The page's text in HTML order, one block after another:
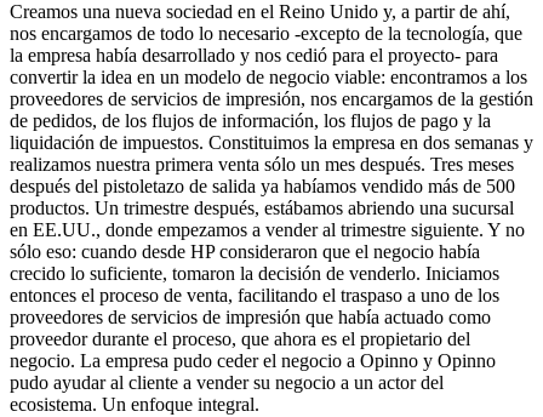
Creamos una nueva sociedad en el Reino Unido y, a partir de ahí,
nos encargamos de todo lo necesario -excepto de la tecnología, que
la empresa había desarrollado y nos cedió para el proyecto- para
convertir la idea en un modelo de negocio viable: encontramos a los
proveedores de servicios de impresión, nos encargamos de la gestión
de pedidos, de los flujos de información, los flujos de pago y la
liquidación de impuestos. Constituimos la empresa en dos semanas y
realizamos nuestra primera venta sólo un mes después. Tres meses
después del pistoletazo de salida ya habíamos vendido más de 500
productos. Un trimestre después, estábamos abriendo una sucursal
en EE.UU., donde empezamos a vender al trimestre siguiente. Y no
sólo eso: cuando desde HP consideraron que el negocio había
crecido lo suficiente, tomaron la decisión de venderlo. Iniciamos
entonces el proceso de venta, facilitando el traspaso a uno de los
proveedores de servicios de impresión que había actuado como
proveedor durante el proceso, que ahora es el propietario del
negocio. La empresa pudo ceder el negocio a Opinno y Opinno
pudo ayudar al cliente a vender su negocio a un actor del
ecosistema. Un enfoque integral.